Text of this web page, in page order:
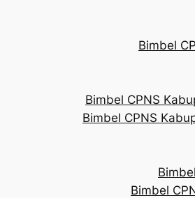
Bimbel
Bimbel CPNS
Bimbel CPNS
Bimbel